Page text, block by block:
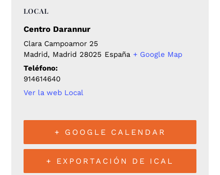
LOCAL
Centro Darannur
Clara Campoamor 25
Madrid, Madrid 28025 España + Google Map
Teléfono:
914614640
Ver la web Local
+ GOOGLE CALENDAR
+ EXPORTACIÓN DE ICAL